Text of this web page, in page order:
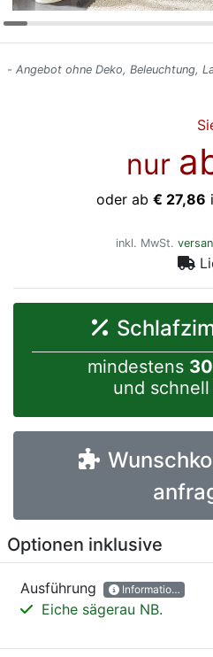
- Angebot ohne Deko, Beleuchtung,
nur
oder ab € 27,86
inkl. MwSt.
mindestens
und
Optionen inklusive
Ausführung Informationen
Eiche sägerau NB.
Letz-
Deals